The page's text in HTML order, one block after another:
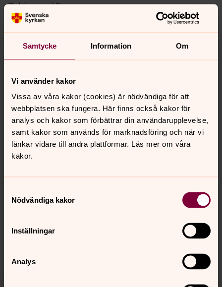
Samtycke Information Om
Vi använder kakor
Vissa av våra kakor (cookies) är nödvändiga för att
webbplatsen ska fungera. Här finns också kakor för
analys och kakor som förbättrar din användarupplevelse,
samt kakor som används för marknadsföring och när vi
länkar vidare till andra plattformar. Läs mer om våra
kakor.
Nödvändiga kakor
Inställningar
Analys
Dulcianregal 8
Pedal
**Subbas 16
Oktava 8
Fagott 16
* = gammal stämma
** = av gammal stämma
Senast ändrad 1 november 2017
innehåll?
Dela